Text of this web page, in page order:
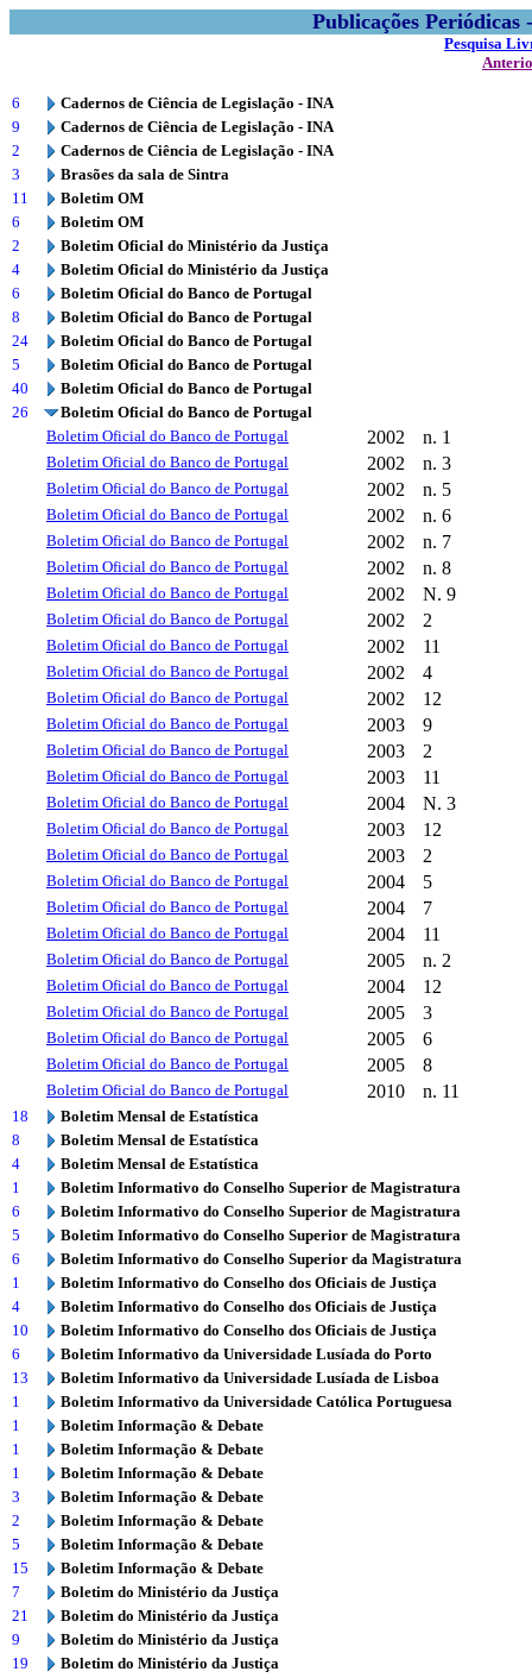
Publicações
Pesquisa
6
Cadernos de Ciência de Legislação - INA
9
Cadernos de Ciência de Legislação - INA
2
Cadernos de Ciência de Legislação - INA
3
Brasões da sala de Sintra
11
Boletim OM
6
Boletim OM
2
Boletim Oficial do Ministério da Justiça
4
Boletim Oficial do Ministério da Justiça
6
Boletim Oficial do Banco de Portugal
8
Boletim Oficial do Banco de Portugal
24
Boletim Oficial do Banco de Portugal
5
Boletim Oficial do Banco de Portugal
40
Boletim Oficial do Banco de Portugal
26
Boletim Oficial do Banco de Portugal
Boletim Oficial do Banco de Portugal
2002 n. 1
Boletim Oficial do Banco de Portugal 2002 n. 3
Boletim Oficial do Banco de Portugal 2002 n. 5
Boletim Oficial do Banco de Portugal 2002 n. 6
Boletim Oficial do Banco de Portugal 2002 n. 7
Boletim Oficial do Banco de Portugal 2002 n. 8
Boletim Oficial do Banco de Portugal 2002 N. 9
Boletim Oficial do Banco de Portugal 2002 2
Boletim Oficial do Banco de Portugal 2002 11
Boletim Oficial do Banco de Portugal 2002 4
Boletim Oficial do Banco de Portugal 2002 12
Boletim Oficial do Banco de Portugal 2003 9
Boletim Oficial do Banco de Portugal 2003 2
Boletim Oficial do Banco de Portugal 2003 11
Boletim Oficial do Banco de Portugal 2004 N. 3
Boletim Oficial do Banco de Portugal 2003 12
Boletim Oficial do Banco de Portugal 2003 2
Boletim Oficial do Banco de Portugal 2004 5
Boletim Oficial do Banco de Portugal 2004 7
Boletim Oficial do Banco de Portugal 2004 11
Boletim Oficial do Banco de Portugal 2005 n. 2
Boletim Oficial do Banco de Portugal 2004 12
Boletim Oficial do Banco de Portugal 2005 3
Boletim Oficial do Banco de Portugal 2005 6
Boletim Oficial do Banco de Portugal 2005 8
Boletim Oficial do Banco de Portugal 2010 n. 11
18
Boletim Mensal de Estatística
8
Boletim Mensal de Estatística
4
Boletim Mensal de Estatística
1
Boletim Informativo do Conselho Superior de Magistratura
6
Boletim Informativo do Conselho Superior de Magistratura
5
Boletim Informativo do Conselho Superior de Magistratura
6
Boletim Informativo do Conselho Superior da Magistratura
1
Boletim Informativo do Conselho dos Oficiais de Justiça
4
Boletim Informativo do Conselho dos Oficiais de Justiça
10
Boletim Informativo do Conselho dos Oficiais de Justiça
6
Boletim Informativo da Universidade Lusíada do Porto
13
Boletim Informativo da Universidade Lusíada de Lisboa
1
Boletim Informativo da Universidade Católica Portuguesa
1
Boletim Informação & Debate
1
Boletim Informação & Debate
1
Boletim Informação & Debate
3
Boletim Informação & Debate
2
Boletim Informação & Debate
5
Boletim Informação & Debate
15
Boletim Informação & Debate
7
Boletim do Ministério da Justiça
21
Boletim do Ministério da Justiça
9
Boletim do Ministério da Justiça
19
Boletim do Ministério da Justiça